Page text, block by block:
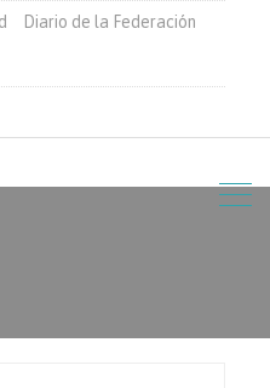
Diario de la Federación